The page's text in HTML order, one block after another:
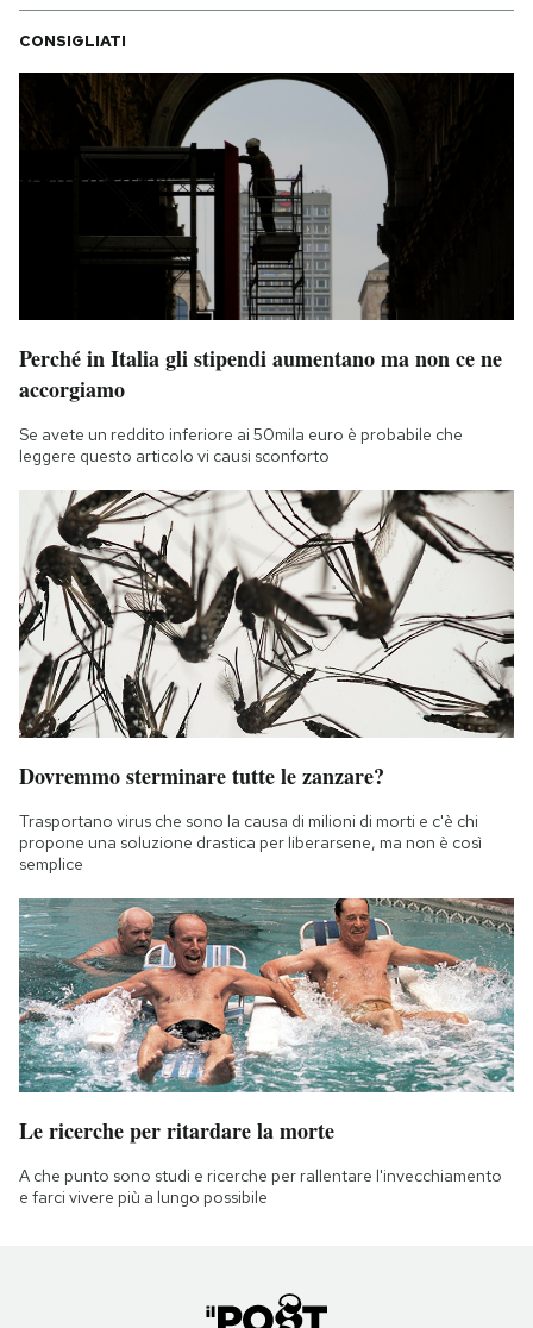
CONSIGLIATI
Perché in Italia gli stipendi aumentano ma non ce ne
accorgiamo
Se avete un reddito inferiore ai 50mila euro è probabile che
leggere questo articolo vi causi sconforto
Dovremmo sterminare tutte le zanzare?
Trasportano virus che sono la causa di milioni di morti e c'è chi
propone una soluzione drastica per liberarsene, ma non è così
semplice
Le ricerche per ritardare la morte
A che punto sono studi e ricerche per rallentare l'invecchiamento
e farci vivere più a lungo possibile